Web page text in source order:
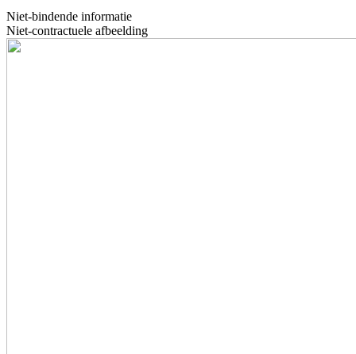
Niet-bindende informatie
Niet-contractuele afbeelding